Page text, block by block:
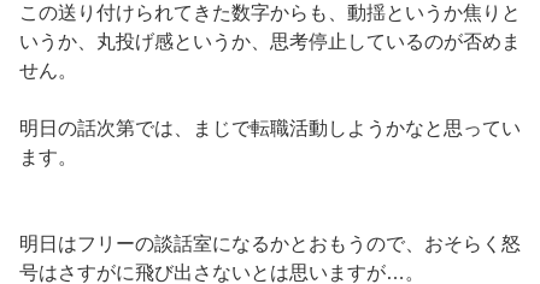
この送り付けられてきた数字からも、動揺というか焦りと
いうか、丸投げ感というか、思考停止しているのが否めま
せん。
明日の話次第では、まじで転職活動しようかなと思ってい
ます。
明日はフリーの談話室になるかとおもうので、おそらく怒
号はさすがに飛び出さないとは思いますが…。